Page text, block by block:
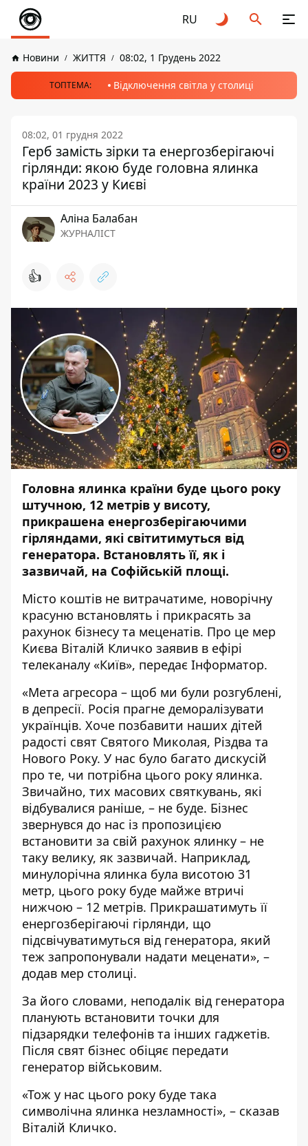
RU
Новини ЖИТТЯ 08:02, 1 Грудень 2022
ТОПТЕМА: Відключення світла у столиці
08:02, 01 грудня 2022
Герб замість зірки та енергозберігаючі
гірлянди: якою буде головна ялинка
країни 2023 у Києві
Аліна Балабан
ЖУРНАЛІСТ
👍
Головна ялинка країни буде цього року
штучною, 12 метрів у висоту,
прикрашена енергозберігаючими
гірляндами, які світитимуться від
генератора. Встановлять її, як і
зазвичай, на Софійській площі.
Місто коштів не витрачатиме, новорічну
красуню встановлять і прикрасять за
рахунок бізнесу та меценатів. Про це мер
Києва Віталій Кличко заявив в ефірі
телеканалу «Київ», передає Інформатор.
«Мета агресора – щоб ми були розгублені,
в депресії. Росія прагне деморалізувати
українців. Хоче позбавити наших дітей
радості свят Святого Миколая, Різдва та
Нового Року. У нас було багато дискусій
про те, чи потрібна цього року ялинка.
Звичайно, тих масових святкувань, які
відбувалися раніше, – не буде. Бізнес
звернувся до нас із пропозицією
встановити за свій рахунок ялинку – не
таку велику, як зазвичай. Наприклад,
минулорічна ялинка була висотою 31
метр, цього року буде майже втричі
нижчою – 12 метрів. Прикрашатимуть її
енергозберігаючі гірлянди, що
підсвічуватимуться від генератора, який
теж запропонували надати меценати», –
додав мер столиці.
За його словами, неподалік від генератора
планують встановити точки для
підзарядки телефонів та інших гаджетів.
Після свят бізнес обіцяє передати
генератор військовим.
«Тож у нас цього року буде така
символічна ялинка незламності», – сказав
Віталій Кличко.